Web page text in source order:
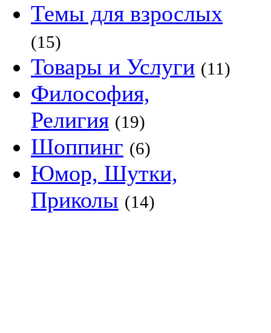
Темы для взрослых
(15)
Товары и Услуги (11)
Философия,
Религия (19)
Шоппинг (6)
Юмор, Шутки,
Приколы (14)